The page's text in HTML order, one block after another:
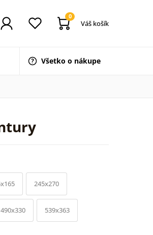
0
Váš košík
Všetko o nákupe
245x270
490x330 539x363